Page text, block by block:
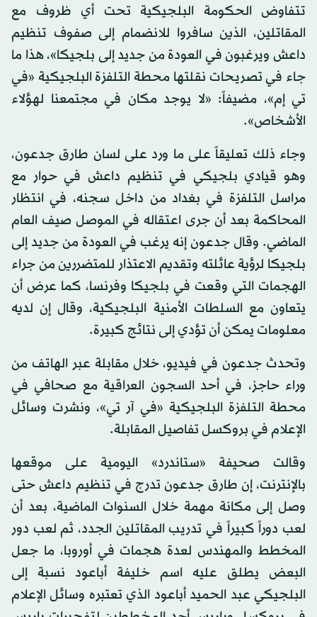
تتفاوض الحكومة البلجيكية تحت أي ظروف مع
المقاتلين، الذين سافروا للانضمام إلى صفوف تنظيم
داعش ويرغبون في العودة من جديد إلى بلجيكا»، هذا ما
جاء في تصريحات نقلتها محطة التلفزة البلجيكية «في
تي إم»، مضيفاً: «لا يوجد مكان في مجتمعنا لهؤلاء
الأشخاص».
وجاء ذلك تعليقاً على ما ورد على لسان طارق جدعون،
وهو قيادي بلجيكي في تنظيم داعش في حوار مع
مراسل التلفزة في بغداد من داخل سجنه، في انتظار
المحاكمة بعد أن جرى اعتقاله في الموصل صيف العام
الماضي. وقال جدعون إنه يرغب في العودة من جديد إلى
بلجيكا لرؤية عائلته وتقديم الاعتذار للمتضررين من جراء
الهجمات التي وقعت في بلجيكا وفرنسا، كما عرض أن
يتعاون مع السلطات الأمنية البلجيكية، وقال إن لديه
معلومات يمكن أن تؤدي إلى نتائج كبيرة.
وتحدث جدعون في فيديو، خلال مقابلة عبر الهاتف من
وراء حاجز، في أحد السجون العراقية مع صحافي في
محطة التلفزة البلجيكية «في آر تي»، ونشرت وسائل
الإعلام في بروكسل تفاصيل المقابلة.
وقالت صحيفة «ستاندرد» اليومية على موقعها
بالإنترنت، إن طارق جدعون تدرج في تنظيم داعش حتى
وصل إلى مكانة مهمة خلال السنوات الماضية، بعد أن
لعب دوراً كبيراً في تدريب المقاتلين الجدد، ثم لعب دور
المخطط والمهندس لعدة هجمات في أوروبا، ما جعل
البعض يطلق عليه اسم خليفة أباعود نسبة إلى
البلجيكي عبد الحميد أباعود الذي تعتبره وسائل الإعلام